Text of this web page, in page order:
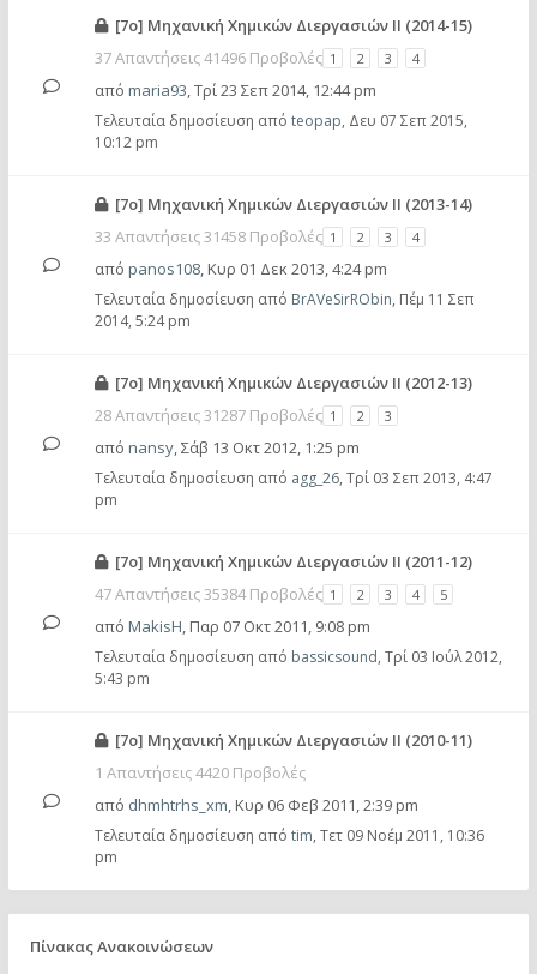
[7ο] Μηχανική Χημικών Διεργασιών ΙΙ (2014-15)
37 Απαντήσεις 41496 Προβολές 1 2 3 4
από maria93,Τρί 23 Σεπ 2014, 12:44 pm
Τελευταία δημοσίευση από teopap, Δευ 07 Σεπ 2015,
10:12 pm
[7ο] Μηχανική Χημικών Διεργασιών ΙΙ (2013-14)
33 Απαντήσεις 31458 Προβολές 1 2 3 4
από panos108, Κυρ 01 Δεκ 2013, 4:24 pm
Τελευταία δημοσίευση από BrAVeSirRObin, Πέμ 11 Σεπ
2014, 5:24 pm
[7ο] Μηχανική Χημικών Διεργασιών ΙΙ (2012-13)
28 Απαντήσεις 31287 Προβολές 1 2 3
από nansy,Σάβ 13 Οκτ 2012, 1:25 pm
Τελευταία δημοσίευση από agg_26, Τρί 03 Σεπ 2013, 4:47
pm
[7ο] Μηχανική Χημικών Διεργασιών ΙΙ (2011-12)
47 Απαντήσεις 35384 Προβολές 1 2 3 4 5
από MakisH, Παρ 07 Οκτ 2011, 9:08 pm
Τελευταία δημοσίευση από bassicsound, Τρί 03 Ιούλ 2012,
5:43 pm
[7ο] Μηχανική Χημικών Διεργασιών ΙΙ (2010-11)
1 Απαντήσεις 4420 Προβολές
από dhmhtrhs_xm, Κυρ 06 Φεβ 2011, 2:39 pm
Τελευταία δημοσίευση από tim, Τετ 09 Νοέμ 2011, 10:36
pm
Πίνακας Ανακοινώσεων